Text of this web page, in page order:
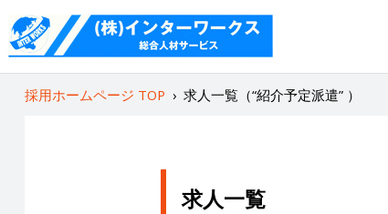
採用ホームページ TOP › 求人一覧（“紹介予定派遣” ）
求人一覧